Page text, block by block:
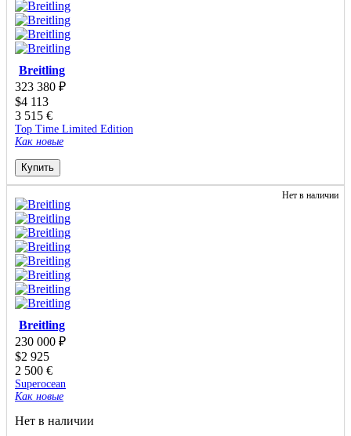
Breitling
323 380 ₽
$4 113
3 515 €
Top Time Limited Edition
Как новые
Купить
Нет в наличии
Breitling
230 000 ₽
$2 925
2 500 €
Superocean
Как новые
Нет в наличии